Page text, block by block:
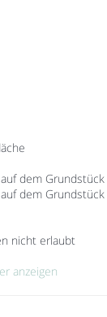
dem Grundstück
dem Grundstück
nicht erlaubt
anzeigen